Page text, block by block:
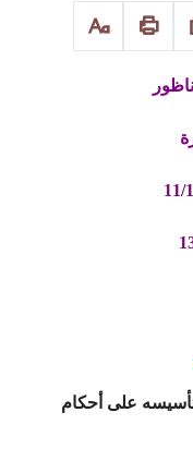
على أحكام